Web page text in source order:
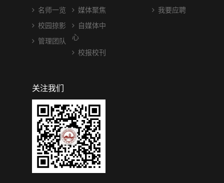
名师一览
校园掠影
管理团队
媒体聚焦
自媒体中
心
校报校刊
我要应聘
关注我们